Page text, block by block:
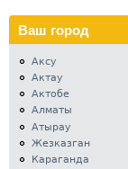
Ваш город
Аксу
Актау
Актобе
Алматы
Атырау
Жезказган
Караганда